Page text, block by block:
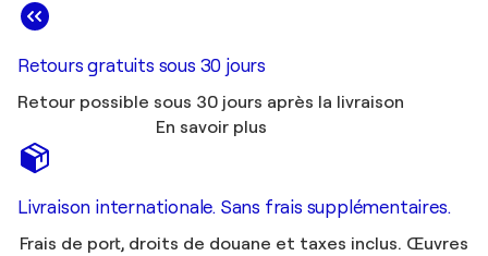
Retours gratuits sous 30 jours
Retour possible sous 30 jours après la livraison
En savoir plus
Livraison internationale. Sans frais supplémentaires.
Frais de port, droits de douane et taxes inclus. Œuvres